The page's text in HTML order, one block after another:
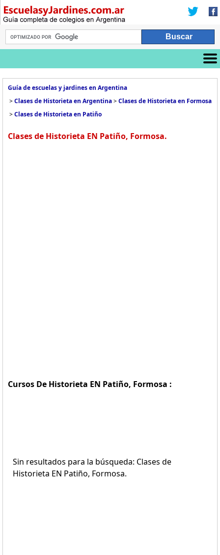
Guía de escuelas y jardines en Argentina
>Clases de Historieta en Argentina>Clases de Historieta en Formosa
>Clases de Historieta en Patiño
Clases de Historieta EN Patiño, Formosa.
Cursos De Historieta EN Patiño, Formosa :
Sin resultados para la búsqueda: Clases de
Historieta EN Patiño, Formosa.